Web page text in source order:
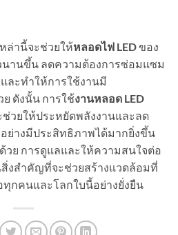
ล่านี้จะช่วยให้หลอดไฟ LEDของ
านขึ้น ลดความต้องการซ่อมแซม
ละทำให้การใช้งานมี
ดังนั้น การใช้งานหลอด LED
วยให้ประหยัดพลังงานและลด
ย่างมีประสิทธิภาพได้มากยิ่งขึ้น
วย การดูแลและให้ความสนใจต่อ
สิ่งสำคัญที่จะช่วยสร้างแวดล้อมที่
ทุกคนและโลกใบนี้อย่างยั่งยืน